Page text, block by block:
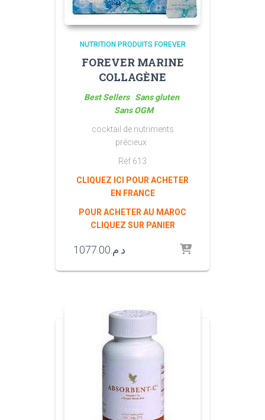
NUTRITION PRODUITS FOREVER
FOREVER MARINE
COLLAGÈNE
Best Sellers Sans gluten
Sans OGM
cocktail de nutriments
précieux
Réf 613
CLIQUEZ ICI POUR ACHETER
EN FRANCE
POUR ACHETER AU MAROC
CLIQUEZ SUR PANIER
د.م. 1077.00